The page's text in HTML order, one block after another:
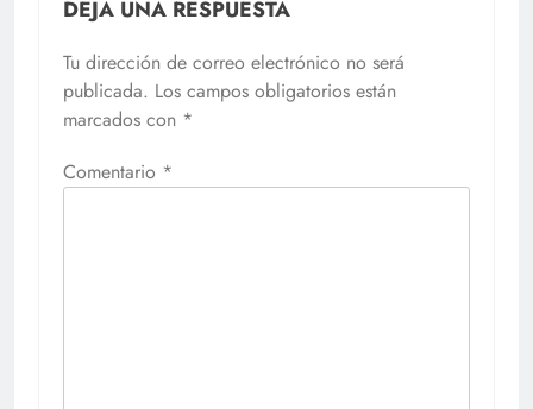
DEJA UNA RESPUESTA
Tu dirección de correo electrónico no será
publicada. Los campos obligatorios están
marcados con *
Comentario *